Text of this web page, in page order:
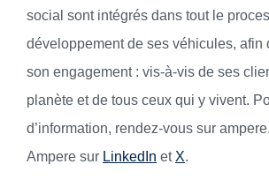
social sont intégrés dans tout le
développement de ses véhicules, afin
son engagement : vis-à-vis de ses
planète et de tous ceux qui y vivent.
d’information, rendez-vous sur
Ampere sur LinkedIn et X.